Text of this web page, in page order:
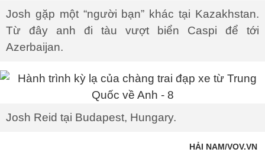
Josh gặp một “người bạn” khác tại Kazakhstan.
Từ đây anh đi tàu vượt biển Caspi để tới
Azerbaijan.
Josh Reid tại Budapest, Hungary.
HẢI NAM/VOV.VN